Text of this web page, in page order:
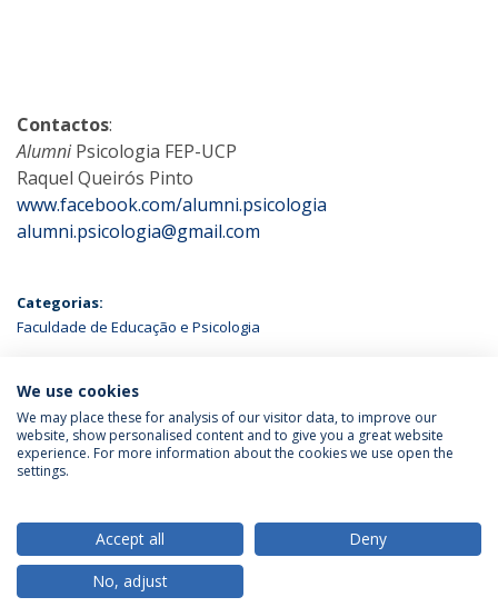
Contactos:
AlumniPsicologia FEP-UCP
Raquel Queirós Pinto
www.facebook.com/alumni.psicologia
alumni.psicologia@gmail.com
Categorias:
Faculdade de Educação e Psicologia
ÚLTIMAS NOTÍCIAS
Política de Privacidade
Termos & Condições
© 2026 Universidade Católica Portuguesa
We use cookies
We may place these for analysis of our visitor data, to improve our
website, show personalised content and to give you a great website
experience. For more information about the cookies we use open the
settings.
Accept all
Deny
No, adjust